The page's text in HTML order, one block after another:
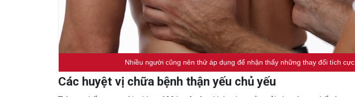
Nhiều người cũng nên thử áp dụng để nhận thấy những thay đổi tích cực
Các huyệt vị chữa bệnh thận yếu chủ yếu